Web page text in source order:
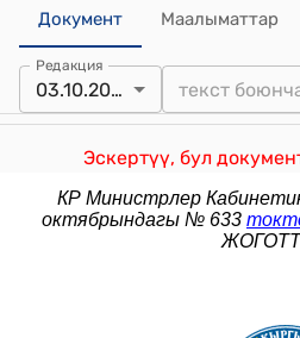
Документ Маалыматтар
Редакция
03.10.2025
Эскертүү, бул